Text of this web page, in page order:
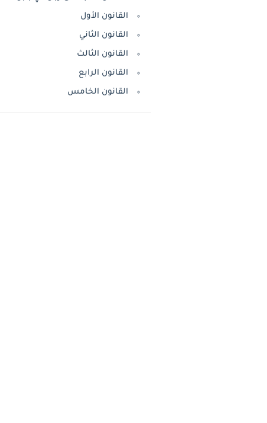
القانون الأول
القانون الثاني
القانون الثالث
القانون الرابع
القانون الخامس